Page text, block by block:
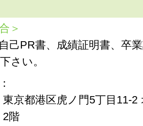
＞
自己PR書、成績証明書、卒
さい。
東京都港区虎ノ門5丁目11-
2階